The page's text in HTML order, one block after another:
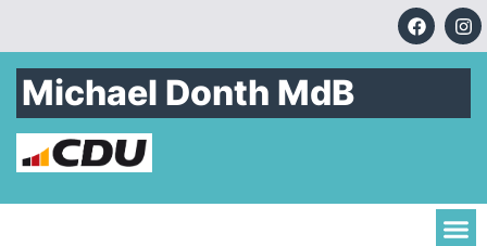
Michael Donth MdB